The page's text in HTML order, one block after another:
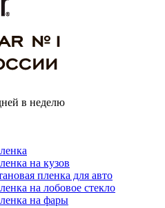
в неделю
на кузов
пленка для авто
на лобовое стекло
на фары